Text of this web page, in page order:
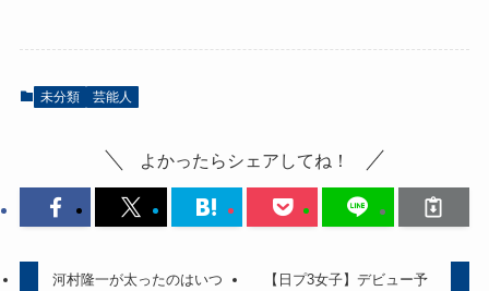
未分類 芸能人
よかったらシェアしてね！
河村隆一が太ったのはいつ 【日プ3女子】デビュー予